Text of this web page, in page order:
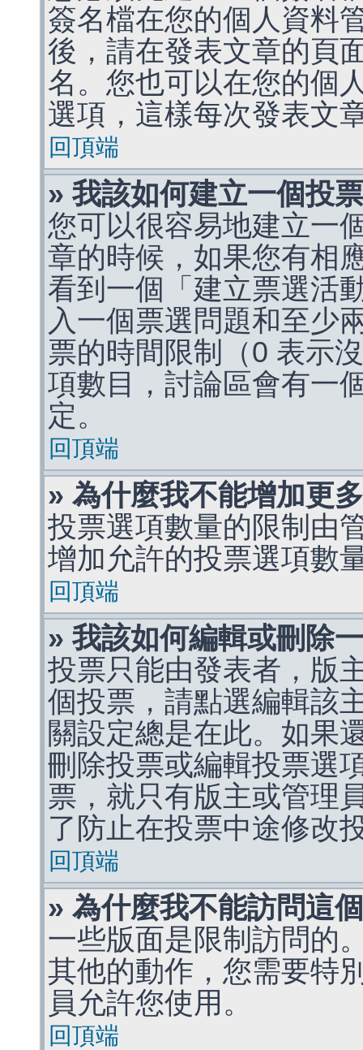
簽名檔在您的個人資料
後，請在發表文章的頁
名。您也可以在您的個
選項，這樣每次發表文
回頂端
» 我該如何建立一個投
您可以很容易地建立一
章的時候，如果您有相
看到一個「建立票選活
入一個票選問題和至少
票的時間限制（0 表示
項數目，討論區會有一
定。
回頂端
» 為什麼我不能增加更
投票選項數量的限制由
增加允許的投票選項數
回頂端
» 我該如何編輯或刪除
投票只能由發表者，版
個投票，請點選編輯該
關設定總是在此。如果
刪除投票或編輯投票選
票，就只有版主或管理
了防止在投票中途修改
回頂端
» 為什麼我不能訪問這
一些版面是限制訪問的
其他的動作，您需要特
員允許您使用。
回頂端